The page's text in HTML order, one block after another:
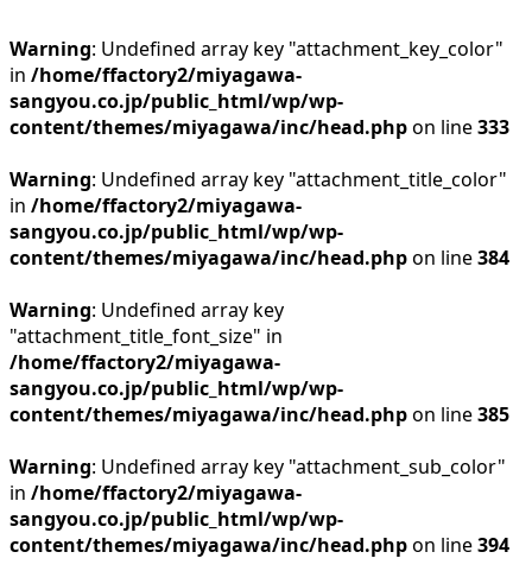
Warning: Undefined array key "attachment_key_color"
in /home/ffactory2/miyagawa-
sangyou.co.jp/public_html/wp/wp-
content/themes/miyagawa/inc/head.phpon line333
Warning: Undefined array key "attachment_title_color"
in /home/ffactory2/miyagawa-
sangyou.co.jp/public_html/wp/wp-
content/themes/miyagawa/inc/head.phpon line384
Warning: Undefined array key
"attachment_title_font_size" in
/home/ffactory2/miyagawa-
sangyou.co.jp/public_html/wp/wp-
content/themes/miyagawa/inc/head.phpon line385
Warning: Undefined array key "attachment_sub_color"
in /home/ffactory2/miyagawa-
sangyou.co.jp/public_html/wp/wp-
content/themes/miyagawa/inc/head.phpon line394